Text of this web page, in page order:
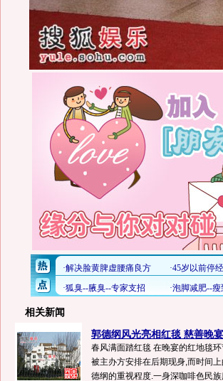
相关新闻
郭德纲风光亮相红毯 慈善晚
春风满面踏红毯 在晚宴的红地毯
被主办方安排在后期现身,而时间
德纲的重视程度.一身深咖啡色民